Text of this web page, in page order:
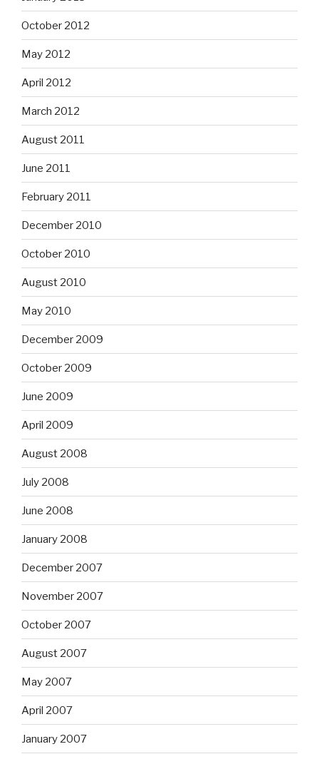
October 2012
May 2012
April 2012
March 2012
August 2011
June 2011
February 2011
December 2010
October 2010
August 2010
May 2010
December 2009
October 2009
June 2009
April 2009
August 2008
July 2008
June 2008
January 2008
December 2007
November 2007
October 2007
August 2007
May 2007
April 2007
January 2007